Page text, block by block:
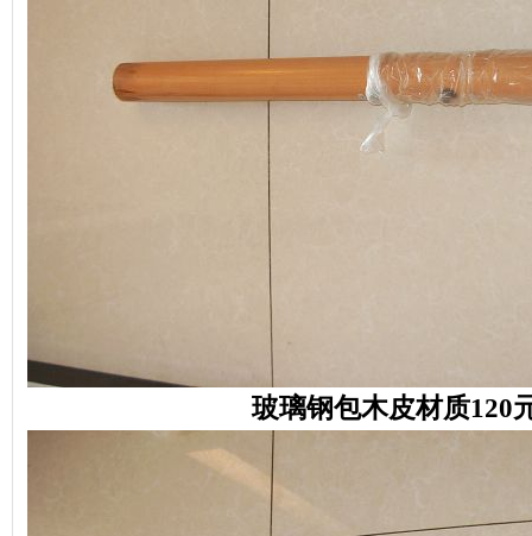
玻璃钢包木皮材质120